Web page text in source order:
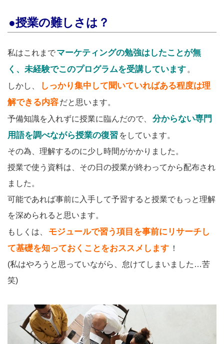
●授業の難しさは？
私はこれまでマーケティングの勉強はしたことが無
く、未経験でこのプログラムを受講しています。
しかし、
しっかり集中して聞いていればある程度は理
解できる内容だと思います。
予備知識を入れずに授業に臨んだので、
分からない専門
用語を調べながら授業の復習 をしています。
その為、理解するのに少し時間がかかりました。
授業で使う資料は、その日の授業が終わってから配布され
ました。
可能であれば事前に入手して予習すると授業でもっと理解
を深められると思います。
もしくは、
モジュールで習う項目を事前にリサーチし
て基礎を知っておくことをおススメします ！
(私はやろうと思っていながら、怠けてしまいました…苦
笑)